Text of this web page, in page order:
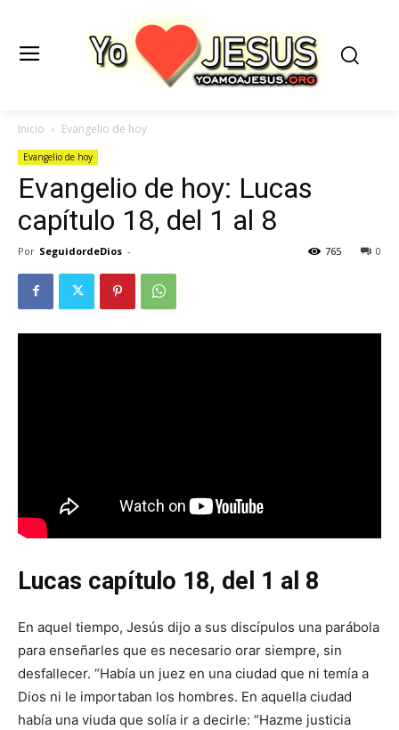
Inicio Evangelio de hoy
Evangelio de hoy
Evangelio de hoy: Lucas
capítulo 18, del 1 al 8
Por SeguidordeDios - 0
765
Lucas capítulo 18, del 1 al 8
En aquel tiempo, Jesús dijo a sus discípulos una parábola
para enseñarles que es necesario orar siempre, sin
desfallecer. “Había un juez en una ciudad que ni temía a
Dios ni le importaban los hombres. En aquella ciudad
había una viuda que solía ir a decirle: “Hazme justicia